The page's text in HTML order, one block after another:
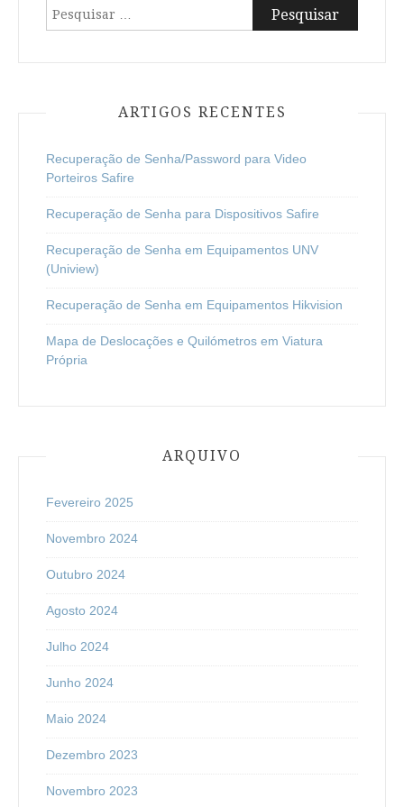
Pesquisar
por:
ARTIGOS RECENTES
Recuperação de Senha/Password para Video
Porteiros Safire
Recuperação de Senha para Dispositivos Safire
Recuperação de Senha em Equipamentos UNV
(Uniview)
Recuperação de Senha em Equipamentos Hikvision
Mapa de Deslocações e Quilómetros em Viatura
Própria
ARQUIVO
Fevereiro 2025
Novembro 2024
Outubro 2024
Agosto 2024
Julho 2024
Junho 2024
Maio 2024
Dezembro 2023
Novembro 2023